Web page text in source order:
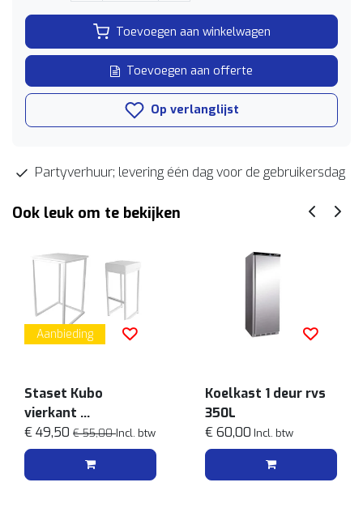
Toevoegen aan winkelwagen
Toevoegen aan offerte
Op verlanglijst
Partyverhuur; levering één dag voor de gebruikersdag
Ook leuk om te bekijken
Aanbieding
Staset Kubo
vierkant
Wit
€ 49,50 € 55,00Incl. btw
Koelkast 1 deur rvs
350L
€ 60,00 Incl. btw